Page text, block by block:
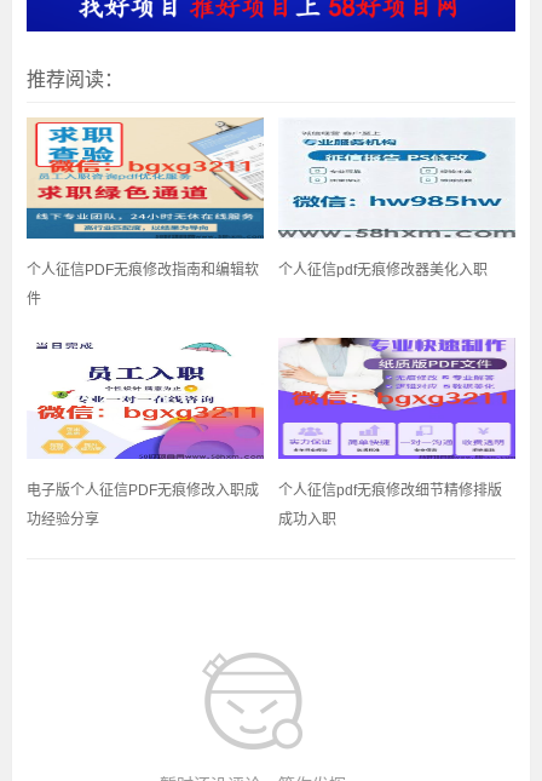
推荐阅读：
个人征信PDF无痕修改指南和编辑软
件
个人征信pdf无痕修改器美化入职
电子版个人征信PDF无痕修改入职成
功经验分享
个人征信pdf无痕修改细节精修排版
成功入职